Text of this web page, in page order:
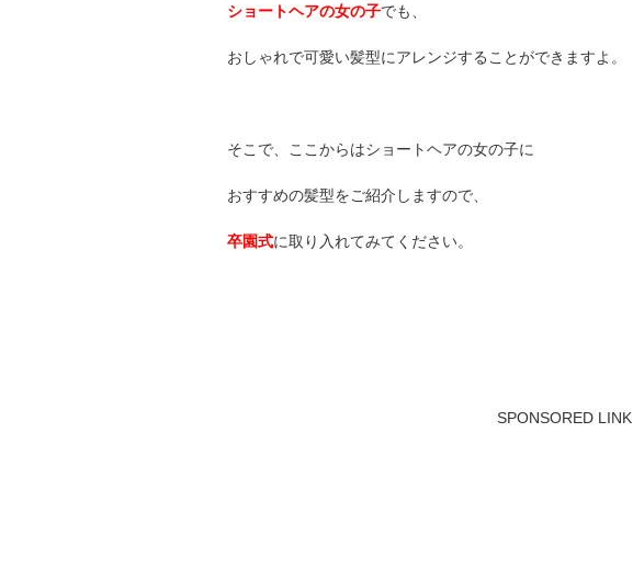
ショートヘアの女の子でも、
おしゃれで可愛い髪型にアレンジすることができますよ。
そこで、ここからはショートヘアの女の子に
おすすめの髪型をご紹介しますので、
卒園式に取り入れてみてください。
SPONSORED LINK